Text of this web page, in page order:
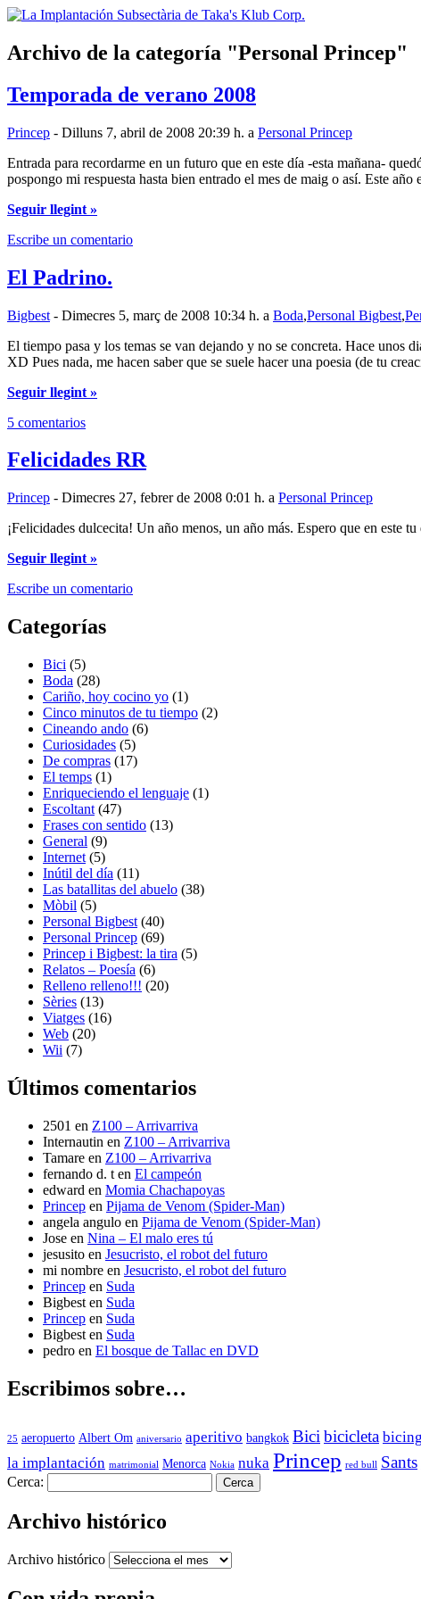
Archivo de la categoría
Personal Princep
Temporada de verano 2008
Princep - Dilluns 7, abril de 2008 20:39 h. a Personal Princep
Entrada para recordarme en un futuro que en este día -esta mañana-
pospongo mi respuesta hasta bien entrado el mes de maig o así. Este
Seguir llegint »
Escribe un comentario
El Padrino.
Bigbest - Dimecres 5, març de 2008 10:34 h. a Boda,Personal Bigbest,
El tiempo pasa y los temas se van dejando y no se concreta. Hace unos
XD Pues nada, me hacen saber que se suele hacer una poesia (de tu
Seguir llegint »
5 comentarios
Felicidades RR
Princep - Dimecres 27, febrer de 2008 0:01 h. a Personal Princep
¡Felicidades dulcecita! Un año menos, un año más. Espero que en este
Seguir llegint »
Escribe un comentario
Categorías
Bici (5)
Boda (28)
Cariño, hoy cocino yo (1)
Cinco minutos de tu tiempo (2)
Cineando ando (6)
Curiosidades (5)
De compras (17)
El temps (1)
Enriqueciendo el lenguaje (1)
Escoltant (47)
Frases con sentido (13)
General (9)
Internet (5)
Inútil del día (11)
Las batallitas del abuelo (38)
Mòbil (5)
Personal Bigbest (40)
Personal Princep (69)
Princep i Bigbest: la tira (5)
Relatos – Poesía (6)
Relleno relleno!!! (20)
Sèries (13)
Viatges (16)
Web (20)
Wii (7)
Últimos comentarios
2501 en Z100 – Arrivarriva
Internautin en Z100 – Arrivarriva
Tamare en Z100 – Arrivarriva
fernando d. t en El campeón
edward en Momia Chachapoyas
Princep en Pijama de Venom (Spider-Man)
angela angulo en Pijama de Venom (Spider-Man)
Jose en Nina – El malo eres tú
jesusito en Jesucristo, el robot del futuro
mi nombre en Jesucristo, el robot del futuro
Princep en Suda
Bigbest en Suda
Princep en Suda
Bigbest en Suda
pedro en El bosque de Tallac en DVD
Escribimos sobre…
25 aeropuerto Albert Om aniversario aperitivo bangkok Bici bicicleta bicing
la implantación matrimonial Menorca Nokia nuka Princep red bull Sants
Cerca:
Archivo histórico
Archivo histórico